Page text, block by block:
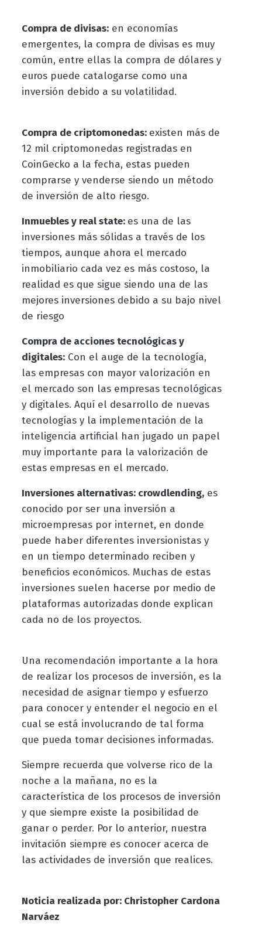
Compra de divisas:en economías
emergentes, la compra de divisas es muy
común, entre ellas la compra de dólares y
euros puede catalogarse como una
inversión debido a su volatilidad.
Compra de criptomonedas: existen más de
12 mil criptomonedas registradas en
CoinGecko a la fecha, estas pueden
comprarse y venderse siendo un método
de inversión de alto riesgo.
Inmuebles y real state: es una de las
inversiones más sólidas a través de los
tiempos, aunque ahora el mercado
inmobiliario cada vez es más costoso, la
realidad es que sigue siendo una de las
mejores inversiones debido a su bajo nivel
de riesgo
Compra de acciones tecnológicas y
digitales:Con el auge de la tecnología,
las empresas con mayor valorización en
el mercado son las empresas tecnológicas
y digitales. Aquí el desarrollo de nuevas
tecnologías y la implementación de la
inteligencia artificial han jugado un papel
muy importante para la valorización de
estas empresas en el mercado.
Inversiones alternativas: crowdlending,es
conocido por ser una inversión a
microempresas por internet, en donde
puede haber diferentes inversionistas y
en un tiempo determinado reciben y
beneficios económicos. Muchas de estas
inversiones suelen hacerse por medio de
plataformas autorizadas donde explican
cada no de los proyectos.
Una recomendación importante a la hora
de realizar los procesos de inversión, es la
necesidad de asignar tiempo y esfuerzo
para conocer y entender el negocio en el
cual se está involucrando de tal forma
que pueda tomar decisiones informadas.
Siempre recuerda que volverse rico de la
noche a la mañana, no es la
característica de los procesos de inversión
y que siempre existe la posibilidad de
ganar o perder. Por lo anterior, nuestra
invitación siempre es conocer acerca de
las actividades de inversión que realices.
Noticia realizada por: Christopher Cardona
Narváez